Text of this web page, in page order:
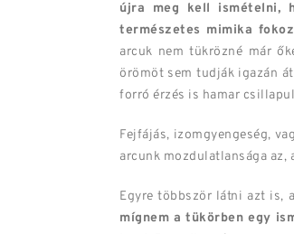
újra meg kell ismételni,
természetes mimika
arcuk nem tükrözné már
örömöt sem tudják igazán
forró érzés is hamar
Fejfájás, izomgyengeség,
arcunk mozdulatlansága az,
Egyre többször látni azt is,
mígnem a tükörben egy